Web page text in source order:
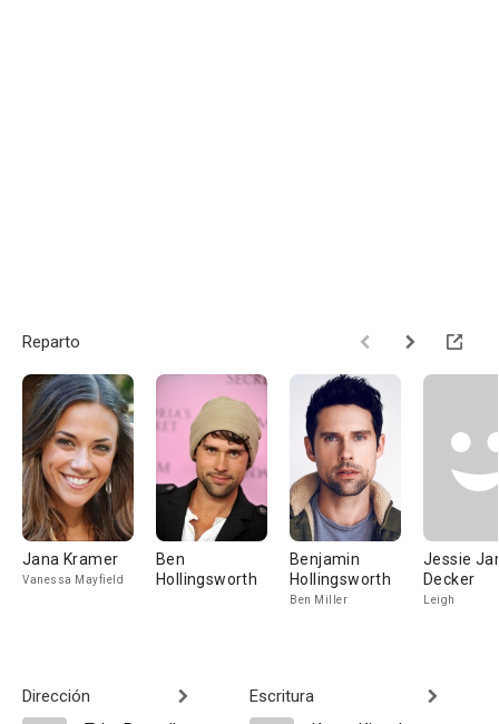
Reparto
Jana Kramer
Vanessa Mayfield
Ben
Hollingsworth
Benjamin
Hollingsworth
Ben Miller
Jessie
Decker
Leigh
Dirección
Escritura